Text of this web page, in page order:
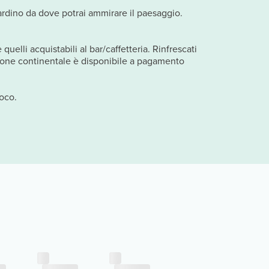
da dove potrai ammirare il paesaggio.
acquistabili al bar/caffetteria. Rinfrescati
continentale è disponibile a pagamento